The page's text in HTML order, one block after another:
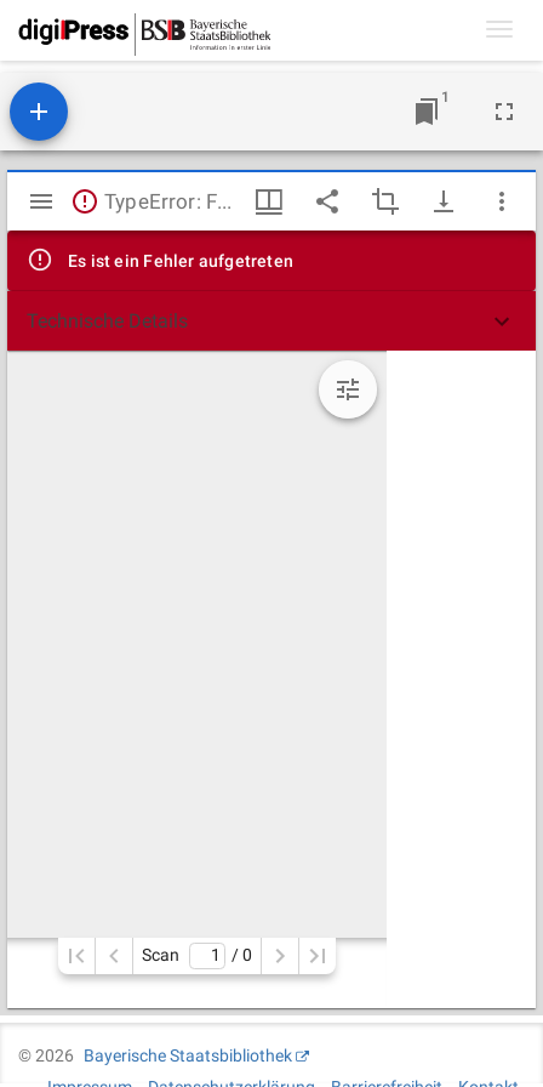
1
Mirador
Viewer
TypeError: Failed to fetch
Es ist ein Fehler aufgetreten
Technische Details
Scan / 0
©2026
Bayerische Staatsbibliothek